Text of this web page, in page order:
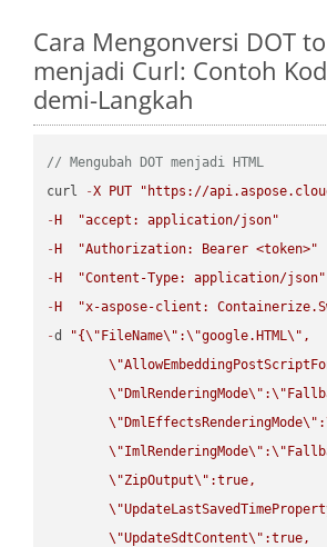
Cara Mengonversi DOT
menjadi Curl: Contoh
demi-Langkah
// Mengubah DOT menjadi HTML
curl
-X PUT
"https://
- H
"accept: application/json"
- H
"Authorization: Bearer <token>"
- H
"Content-Type: application/json"
- H
"x-aspose-client:
-d "{\" FileName\" :\"google.HTML\" ,
\"
\" DmlRenderingMode\" :\"
\" DmlEffectsRenderingMode\" :
\"ImlRenderingMode\" :\"
\"ZipOutput\" :true,
\"
\"UpdateSdtContent\" :true,